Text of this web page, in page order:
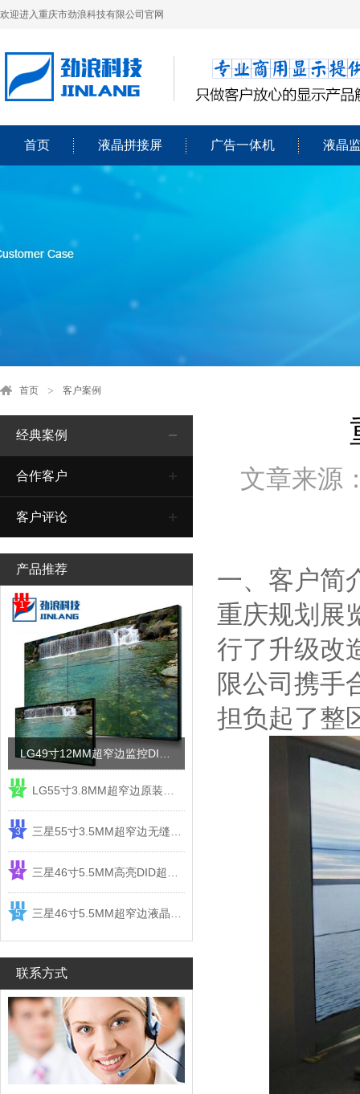
欢迎进入重庆市劲浪科技有限公司官网
首页 液晶拼接屏 广告一体机 液晶
首页 客户案例
经典案例
合作客户
客户评论
产品推荐
1
2
3
4
5
联系方式
文章来源
一、客户简
重庆规划展
行了升级改
限公司携手
担负起了整